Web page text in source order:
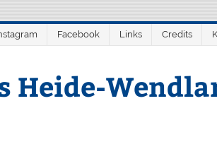
Facebook Links Credits
Heide-